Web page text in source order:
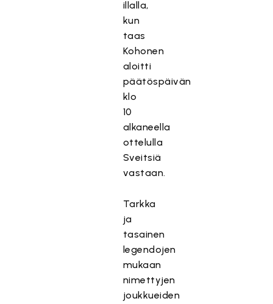
illalla,
kun
taas
Kohonen
aloitti
päätöspäivän
klo
10
alkaneella
ottelulla
Sveitsiä
vastaan.
Tarkka
ja
tasainen
legendojen
mukaan
nimettyjen
joukkueiden